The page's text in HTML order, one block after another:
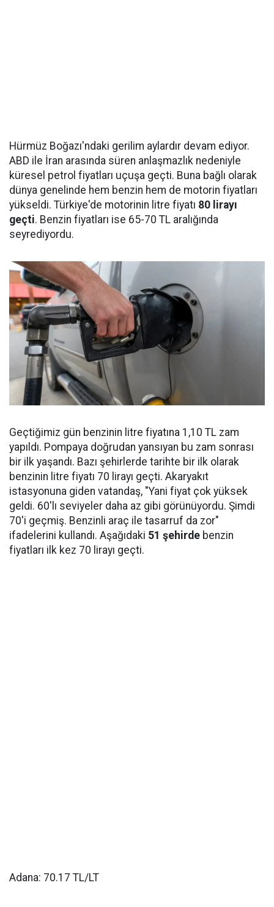
Hürmüz Boğazı'ndaki gerilim aylardır devam ediyor.
ABD ile İran arasında süren anlaşmazlık nedeniyle
küresel petrol fiyatları uçuşa geçti. Buna bağlı olarak
dünya genelinde hem benzin hem de motorin fiyatları
yükseldi. Türkiye'de motorinin litre fiyatı 80 lirayı
geçti. Benzin fiyatları ise 65-70 TL aralığında
seyrediyordu.
Geçtiğimiz gün benzinin litre fiyatına 1,10 TL zam
yapıldı. Pompaya doğrudan yansıyan bu zam sonrası
bir ilk yaşandı. Bazı şehirlerde tarihte bir ilk olarak
benzinin litre fiyatı 70 lirayı geçti. Akaryakıt
istasyonuna giden vatandaş, "Yani fiyat çok yüksek
geldi. 60'lı seviyeler daha az gibi görünüyordu. Şimdi
70'i geçmiş. Benzinli araç ile tasarruf da zor"
ifadelerini kullandı. Aşağıdaki 51 şehirde benzin
fiyatları ilk kez 70 lirayı geçti.
Adana: 70.17 TL/LT